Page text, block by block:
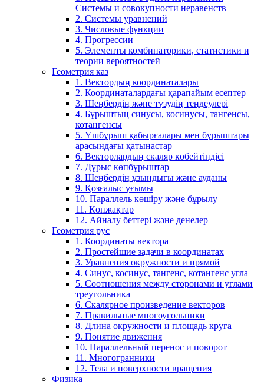
Системы и совокупности неравенств
2. Системы уравнений
3. Числовые функции
4. Прогрессии
5. Элементы комбинаторики, статистики и
теории вероятностей
Геометрия каз
1. Вектордың координаталары
2. Координаталардағы қарапайым есептер
3. Шеңбердің және түзудің теңдеулері
4. Бұрыштың синусы, косинусы, тангенсы,
котангенсы
5. Үшбұрыш қабырғалары мен бұрыштары
арасындағы қатынастар
6. Векторлардың скаляр көбейтіндісі
7. Дұрыс көпбұрыштар
8. Шеңбердің ұзындығы және ауданы
9. Қозғалыс ұғымы
10. Параллель көшіру және бұрылу
11. Көпжақтар
12. Айналу беттері және денелер
Геометрия рус
1. Координаты вектора
2. Простейшие задачи в координатах
3. Уравнения окружности и прямой
4. Синус, косинус, тангенс, котангенс угла
5. Соотношения между сторонами и углами
треугольника
6. Скалярное произведение векторов
7. Правильные многоугольники
8. Длина окружности и площадь круга
9. Понятие движения
10. Параллельный перенос и поворот
11. Многогранники
12. Тела и поверхности вращения
Физика